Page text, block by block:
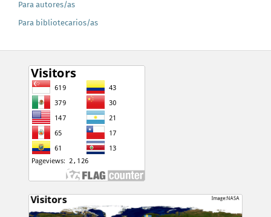
Para autores/as
Para bibliotecarios/as